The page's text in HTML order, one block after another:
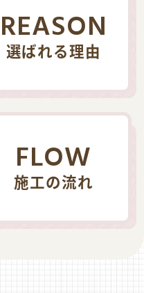
REASON
選ばれる理由
FLOW
施工の流れ